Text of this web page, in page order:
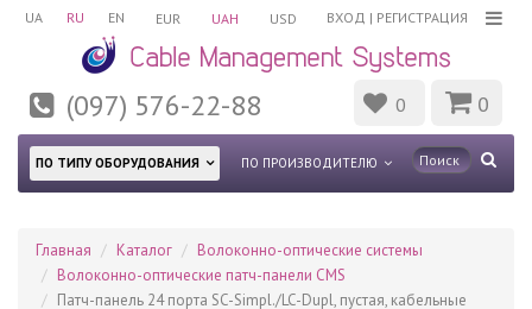
UA RU EN ВХОД | РЕГИСТРАЦИЯ
EUR UAH USD
(097) 576-22-88 0 0
ПО ТИПУ ОБОРУДОВАНИЯ ПО ПРОИЗВОДИТЕЛЮ
Главная Каталог
Волоконно-оптические системы
Волоконно-оптические патч-панели CMS
Патч-панель 24 порта SC-Simpl./LC-Dupl, пустая, кабельные